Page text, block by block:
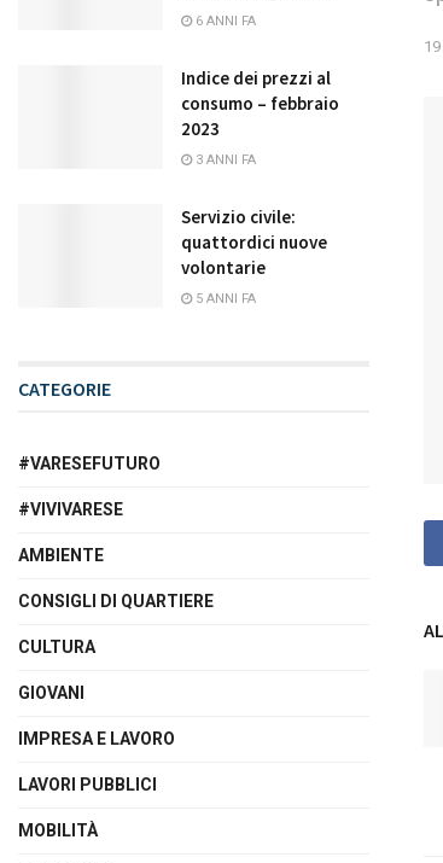
6 ANNI FA
Indice dei prezzi al
consumo – febbraio
2023
3 ANNI FA
Servizio civile:
quattordici nuove
volontarie
5 ANNI FA
CATEGORIE
#VARESEFUTURO
#VIVIVARESE
AMBIENTE
CONSIGLI DI QUARTIERE
CULTURA
GIOVANI
IMPRESA E LAVORO
LAVORI PUBBLICI
MOBILITÀ